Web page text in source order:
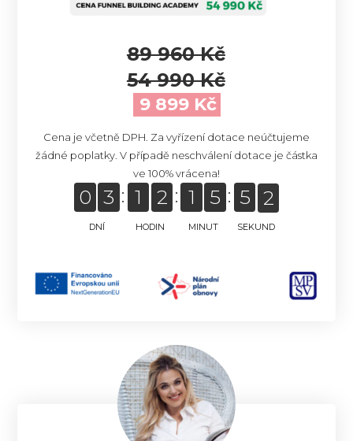
89 960 Kč
54 990 Kč
9 899 Kč
Cena je včetně DPH. Za vyřízení dotace neúčtujeme
žádné poplatky. V případě neschválení dotace je částka
ve 100% vrácena!
0 3
DNÍ
1 2
HODIN
1 5
MINUT
5
0
SEKUND